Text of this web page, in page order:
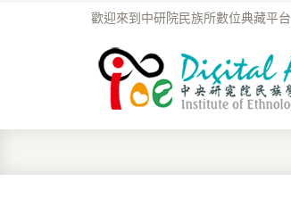
歡迎來到中研院民族所數位典藏平台